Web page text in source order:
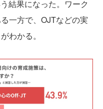
結果になった。ワーク
一方で、OJTなどの実
わかる。